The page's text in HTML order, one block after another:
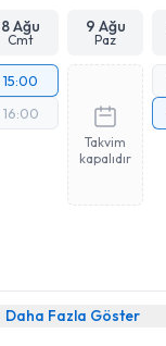
8 Ağu
Cmt
9 Ağu
Paz
15:00
16:00
Takvim
kapalıdır
Daha Fazla Göster